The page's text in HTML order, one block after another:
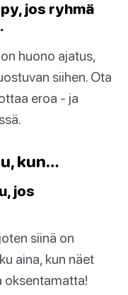
jos ryhmä
huono ajatus,
siihen. Ota
eroa - ja
kun…
jos
siinä on
aina, kun näet
oksentamatta!